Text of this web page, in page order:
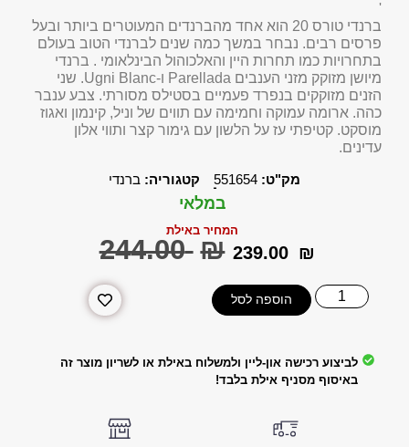
'
ברנדי טורס 20 הוא אחד מהברנדים המעוטרים ביותר ובעל
פרסים רבים. נבחר במשך כמה שנים לברנדי הטוב בעולם
בתחרויות כמו תחרות היין והאלכוהול הבינלאומי . ברנדי
מיושן מזוקק מזני הענבים Parellada ו-Ugni Blanc. שני
הזנים מזוקקים בנפרד פעמיים בסטילס מסורתי. צבע ענבר
כהה. ארומה עמוקה וחמימה עם תווים של וניל, קינמון ואגוז
מוסקט. קטיפתי עז על הלשון עם גימור קצר ותווי אלון
עדינים.
מק"ט: 551654 קטגוריה: ברנדי
במלאי
המחיר באילת
‎244.00 ₪ ‎239.00 ₪
הוספה לסל
לביצוע רכישה און-ליין ולמשלוח באילת או לשריון מוצר זה
באיסוף מסניף אילת בלבד!